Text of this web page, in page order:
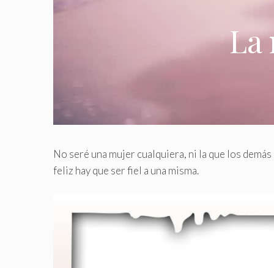
La
No seré una mujer cualquiera, ni la que los
feliz hay que ser fiel a una misma.